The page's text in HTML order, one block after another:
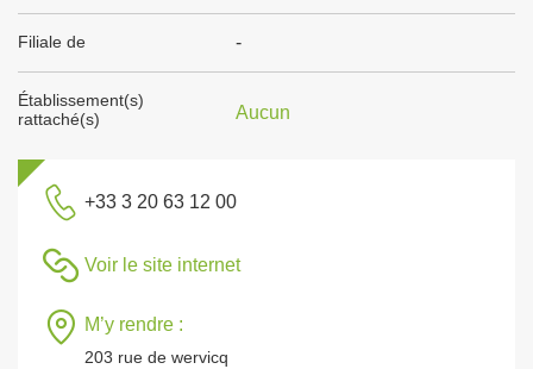
Filiale de -
Établissement(s)
rattaché(s)
Aucun
+33 3 20 63 12 00
Voir le site internet
M’y rendre :
203 rue de wervicq